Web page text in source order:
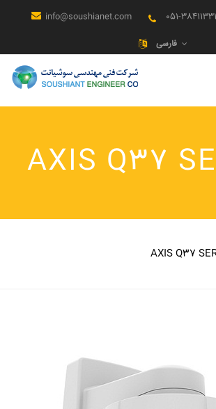
info@soushianet.com 051-
فارسی
AXIS Q37
AXIS Q37